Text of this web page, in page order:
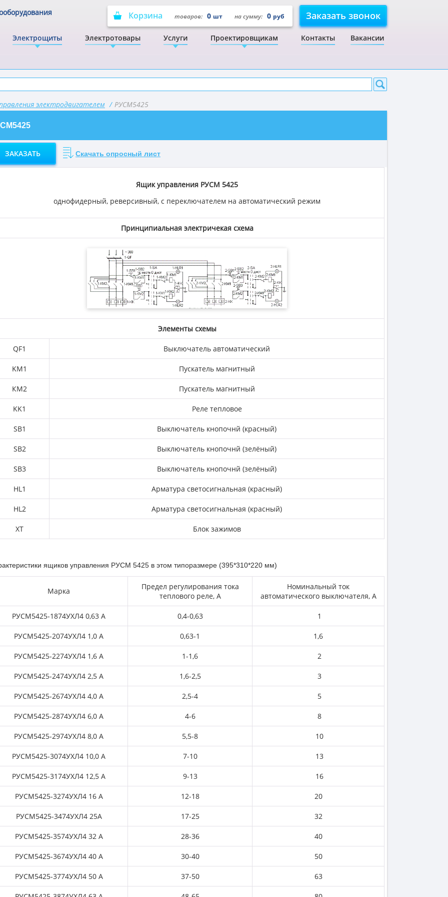
Корзина товаров: 0 шт на сумму: 0 руб Заказать звонок
Электрощиты Электротовары Услуги Проектировщикам Контакты Вакансии
электродвигателем / РУСМ5425
ЗАКАЗАТЬ Скачать опросный лист
Ящик управления РУСМ 5425
однофидерный, реверсивный, с переключателем на автоматический режим
Принципиальная электричекая схема
Элементы схемы
QF1 Выключатель автоматический
KM1 Пускатель магнитный
КМ2 Пускатель магнитный
KK1 Реле тепловое
SB1 Выключатель кнопочнй (красный)
SB2 Выключатель кнопочнй (зелёный)
SB3 Выключатель кнопочнй (зелёный)
HL1 Арматура светосигнальная (красный)
HL2 Арматура светосигнальная (красный)
XT Блок зажимов
ящиков управления РУСМ 5425 в этом типоразмере (395*310*220 мм)
Марка
Предел регулирования тока
теплового реле, А
Номинальный ток
автоматического выключателя, А
РУСМ5425-1874УХЛ4 0,63 А 0,4-0,63 1
РУСМ5425-2074УХЛ4 1,0 А 0,63-1 1,6
РУСМ5425-2274УХЛ4 1,6 А 1-1,6 2
РУСМ5425-2474УХЛ4 2,5 А 1,6-2,5 3
РУСМ5425-2674УХЛ4 4,0 А 2,5-4 5
РУСМ5425-2874УХЛ4 6,0 А 4-6 8
РУСМ5425-2974УХЛ4 8,0 А 5,5-8 10
РУСМ5425-3074УХЛ4 10,0 А 7-10 13
РУСМ5425-3174УХЛ4 12,5 А 9-13 16
РУСМ5425-3274УХЛ4 16 А 12-18 20
РУСМ5425-3474УХЛ4 25А 17-25 32
РУСМ5425-3574УХЛ4 32 А 28-36 40
РУСМ5425-3674УХЛ4 40 А 30-40 50
РУСМ5425-3774УХЛ4 50 А 37-50 63